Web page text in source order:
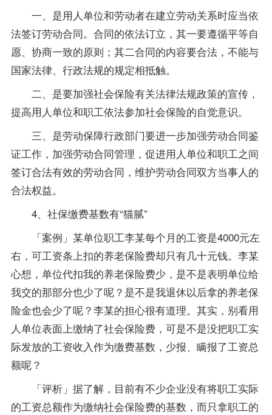
一、是用人单位和劳动者在建立劳动关系时应当依
法签订劳动合同。合同的依法订立，其一要遵循平等自
愿、协商一致的原则；其二合同的内容要合法，不能与
国家法律、行政法规的规定相抵触。
二、是要加强社会保险有关法律法规政策的宣传，
提高用人单位和职工依法参加社会保险的自觉意识。
三、是劳动保障行政部门要进一步加强劳动合同鉴
证工作，加强劳动合同管理，促进用人单位和职工之间
签订合法有效的劳动合同，维护劳动合同双方当事人的
合法权益。
4、社保缴费基数有“猫腻”
「案例」某单位职工李某每个月的工资是4000元左
右，可工资条上扣的养老保险费却只有几十元钱。李某
心想，单位代扣我的养老保险费少，是不是表明单位给
我交的那部分也少了呢？是不是我退休以后拿的养老保
险金也会少了呢？李某的担心很有道理。其实，别看用
人单位表面上缴纳了社会保险费，可是不是没把职工实
际发放的工资收入作为缴费基数，少报、瞒报了工资总
额呢？
「评析」据了解，目前有不少企业没有将职工实际
的工资总额作为缴纳社会保险费的基数，而只拿职工的